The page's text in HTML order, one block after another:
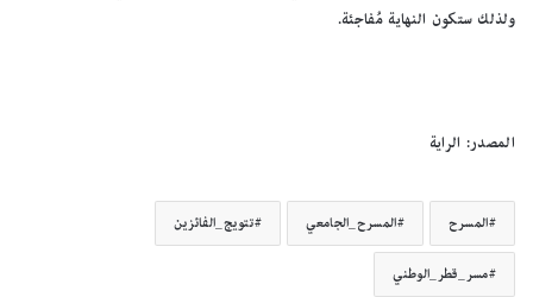
ولذلك ستكون النهاية مُفاجئة.
المصدر: الراية
المسرح المسرح_الجامعي تتويج_الفائزين
مسر_قطر_الوطني